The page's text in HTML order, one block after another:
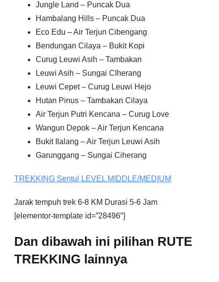
Jungle Land – Puncak Dua
Hambalang Hills – Puncak Dua
Eco Edu – Air Terjun Cibengang
Bendungan Cilaya – Bukit Kopi
Curug Leuwi Asih – Tambakan
Leuwi Asih – Sungai CIherang
Leuwi Cepet – Curug Leuwi Hejo
Hutan Pinus – Tambakan Cilaya
Air Terjun Putri Kencana – Curug Love
Wangun Depok – Air Terjun Kencana
Bukit Ilalang – Air Terjun Leuwi Asih
Garunggang – Sungai Ciherang
TREKKING Sentul LEVEL MIDDLE/MEDIUM
Jarak tempuh trek 6-8 KM Durasi 5-6 Jam
[elementor-template id=”28496″]
Dan dibawah ini pilihan RUTE
TREKKING lainnya